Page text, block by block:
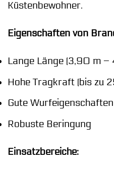
Küstenbewohner.
Eigenschaften von
Lange Länge (3,90 m –
Hohe Tragkraft (bis zu
Gute Wurfeigenschaften
Robuste Beringung
Einsatzbereiche: